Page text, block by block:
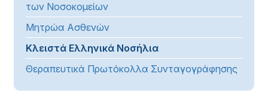
των Νοσοκομείων
Μητρώα Ασθενών
Κλειστά Ελληνικά Νοσήλια
Θεραπευτικά Πρωτόκολλα Συνταγογράφησης